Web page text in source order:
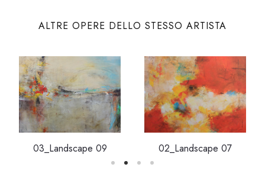
ALTRE OPERE DELLO STESSO ARTISTA
03_Landscape 09 02_Landscape 07